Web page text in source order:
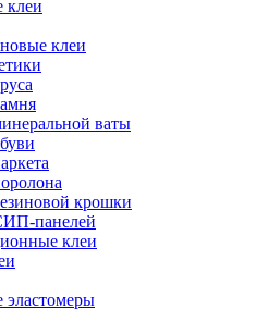
клеи
клеи
ваты
крошки
панелей
клеи
эластомеры